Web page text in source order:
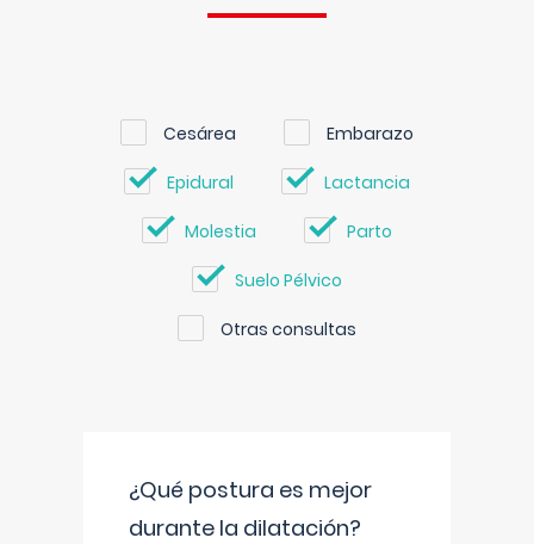
Cesárea Embarazo
Epidural Lactancia
Molestia Parto
Suelo Pélvico
Otras consultas
¿Qué postura es mejor
durante la dilatación?